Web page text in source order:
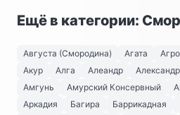
Ещё в категории:
Августа (Смородина) Агата
Акур
Алга Алеандр
Амгунь
Амурский Консервный
Аркадия
Багира Баррикадная